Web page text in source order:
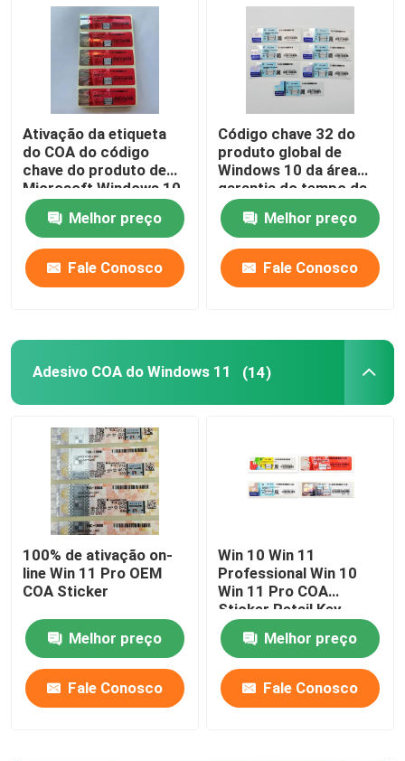
Ativação da etiqueta
do COA do código
chave do produto de
Microsoft Windows 10
em linha globalmente
Melhor preço
Fale Conosco
Código chave 32 do
produto global de
Windows 10 da área
garantia do tempo da
vida do bocado/64
bocadosMelhor preço
Fale Conosco
Adesivo COA do Windows 11 (14)
100% de ativação on-
line Win 11 Pro OEM
COA Sticker
Melhor preço
Fale Conosco
Win 10 Win 11
Professional Win 10
Win 11 Pro COA
Sticker Retail Key
Melhor preço
Fale Conosco